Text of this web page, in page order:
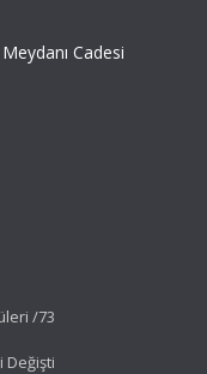
Cadesi
/73
Değişti